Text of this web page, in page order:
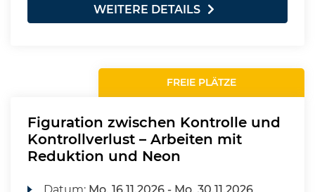
WEITERE DETAILS
FREIE PLÄTZE
Figuration zwischen Kontrolle und
Kontrollverlust – Arbeiten mit
Reduktion und Neon